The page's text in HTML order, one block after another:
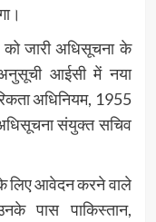
जारी अधिसूचना के
आईसी में नया
अधिनियम, 1955
संयुक्त सचिव
के लिए आवेदन करने वाले
पास पाकिस्तान,